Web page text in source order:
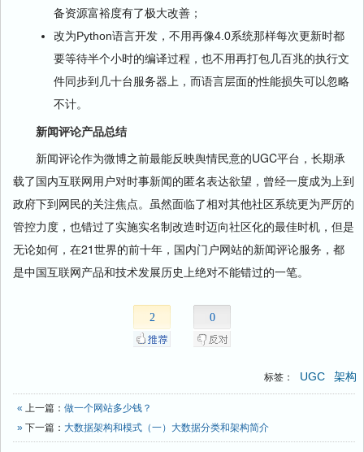
备资源富裕度有了极大改善；
改为Python语言开发，不用再像4.0系统那样每次更新时都
要等待半个小时的编译过程，也不用再打包几百兆的执行文
件同步到几十台服务器上，而语言层面的性能损失可以忽略
不计。
新闻评论产品总结
新闻评论作为微博之前最能反映舆情民意的UGC平台，长期承
载了国内互联网用户对时事新闻的匿名表达欲望，曾经一度成为上到
政府下到网民的关注焦点。虽然面临了相对其他社区系统更为严厉的
管控力度，也错过了实施实名制改造时迈向社区化的最佳时机，但是
无论如何，在21世界的前十年，国内门户网站的新闻评论服务，都
是中国互联网产品和技术发展历史上绝对不能错过的一笔。
2 0
标签： UGC 架构
« 上一篇： 做一个网站多少钱？
» 下一篇： 大数据架构和模式（一）大数据分类和架构简介